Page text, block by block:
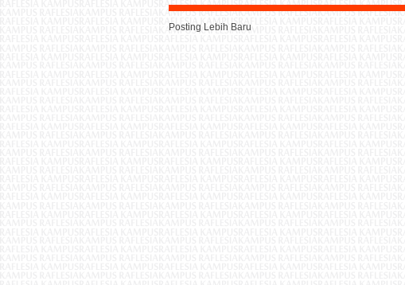
Posting Lebih Baru